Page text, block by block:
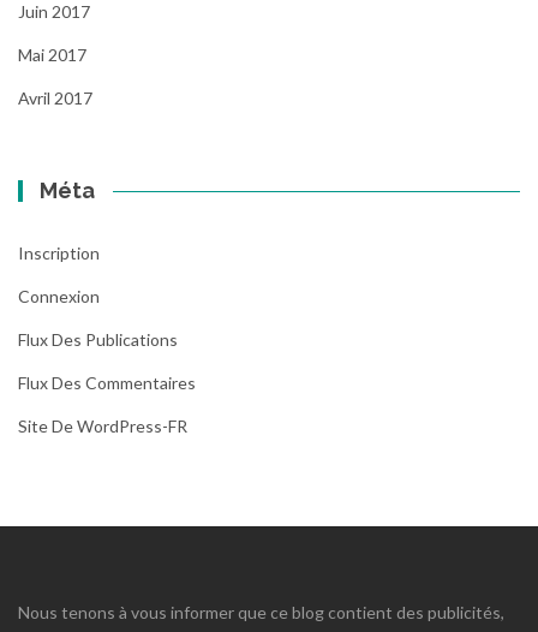
Juin 2017
Mai 2017
Avril 2017
Méta
Inscription
Connexion
Flux Des Publications
Flux Des Commentaires
Site De WordPress-FR
Nous tenons à vous informer que ce blog contient des publicités,